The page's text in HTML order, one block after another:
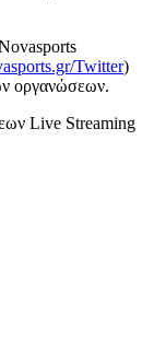
Twitter)
οργανώσεων.
Live Streaming